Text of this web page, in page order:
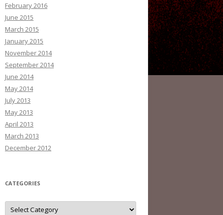
February 2016
June 2015
March 2015
January 2015
November 2014
September 2014
June 2014
May 2014
July 2013
May 2013
April 2013
March 2013
December 2012
CATEGORIES
C